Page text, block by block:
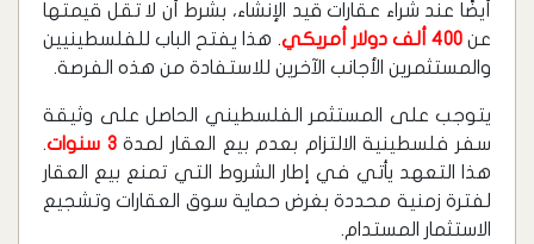
أيضًا عند شراء عقارات قيد الإنشاء، بشرط أن لا تقل قيمتها
عن
400 ألف دولار أمريكي
. هذا يفتح الباب للفلسطينيين
والمستثمرين الأجانب الآخرين للاستفادة من هذه الفرصة.
يتوجب على المستثمر الفلسطيني الحاصل على وثيقة
سفر فلسطينية الالتزام بعدم بيع العقار لمدة3 سنوات
.
هذا التعهد يأتي في إطار الشروط التي تمنع بيع العقار
لفترة زمنية محددة بغرض حماية سوق العقارات وتشجيع
الاستثمار المستدام.